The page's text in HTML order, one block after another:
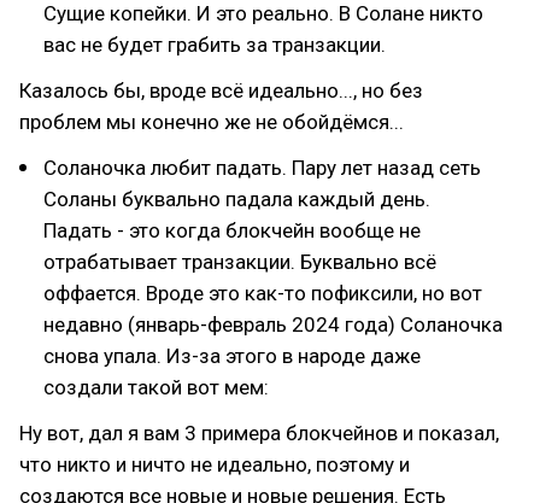
Сущие копейки. И это реально. В Cолане никто
вас не будет грабить за транзакции.
Казалось бы, вроде всё идеально..., но без
проблем мы конечно же не обойдёмся...
Соланочка любит падать. Пару лет назад сеть
Соланы буквально падала каждый день.
Падать - это когда блокчейн вообще не
отрабатывает транзакции. Буквально всё
оффается. Вроде это как-то пофиксили, но вот
недавно (январь-февраль 2024 года) Соланочка
снова упала. Из-за этого в народе даже
создали такой вот мем:
Ну вот, дал я вам 3 примера блокчейнов и показал,
что никто и ничто не идеально, поэтому и
создаются все новые и новые решения. Есть